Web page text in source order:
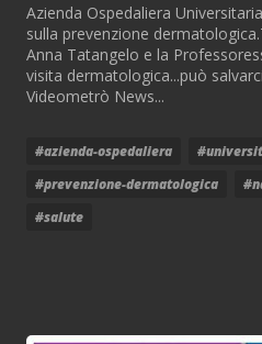
Azienda Ospedaliera
sulla prevenzione
Anna Tatangelo e la
visita dermatologica...può
Videometrò News...
#azienda-ospedaliera
#prevenzione-dermatologica
#salute